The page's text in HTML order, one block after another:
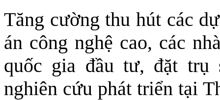
Tăng cường thu hút các
án công nghệ cao, các
quốc gia đầu tư, đặt trụ
nghiên cứu phát triển tại